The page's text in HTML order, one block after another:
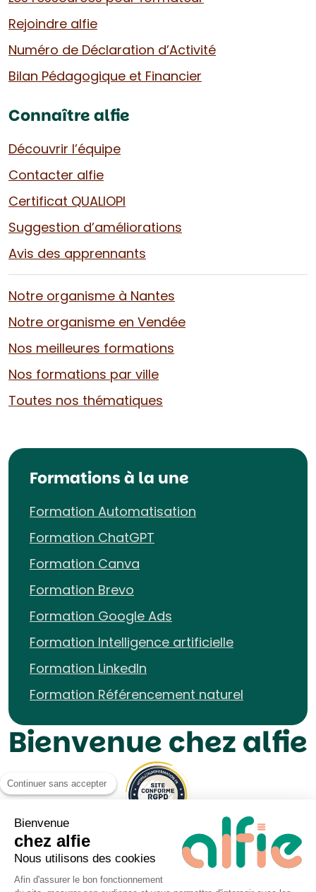
Rejoindre alfie
Numéro de Déclaration d’Activité
Bilan Pédagogique et Financier
Connaître alfie
Découvrir l’équipe
Contacter alfie
Certificat QUALIOPI
Suggestion d’améliorations
Avis des apprennants
Notre organisme à Nantes
Notre organisme en Vendée
Nos meilleures formations
Nos formations par ville
Toutes nos thématiques
Formations à la une
Formation Automatisation
Formation ChatGPT
Formation Canva
Formation Brevo
Formation Google Ads
Formation Intelligence artificielle
Formation LinkedIn
Formation Référencement naturel
Bienvenue chez alfie
Continuer sans accepter
Bienvenue
chez alfie
Nous utilisons des cookies
Afin d'assurer le bon fonctionnement